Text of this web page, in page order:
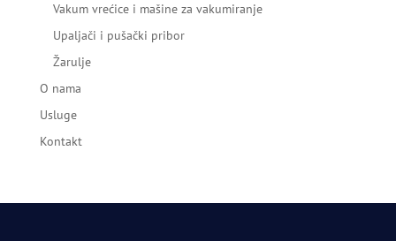
Vakum vrećice i mašine za vakumiranje
Upaljači i pušački pribor
Žarulje
O nama
Usluge
Kontakt